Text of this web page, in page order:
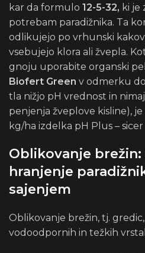
kar da formulo 12-5-32, ki je
potrebam paradižnika. Ta
odlikujejo po vrhunski
vsebujejo klora ali žvepla.
gnoju uporabite organski
Biofert Green v odmerku
tla nižjo pH vrednost in
penjenja žveplove kisline),
kg/ha izdelka pH Plus –
Oblikovanje brežin:
hranjenje
sajenjem
Oblikovanje brežin, tj.
vodoodpornih in težkih